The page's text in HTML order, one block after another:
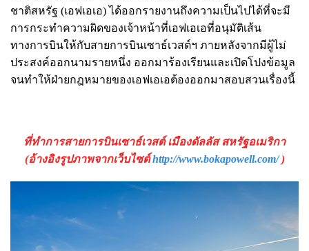
ชาติสหรัฐ (เอฟเอเอ) ได้ออกรายงานถึงความเป็นไปได้ที่จะมี
การกระทำความผิดของเจ้าหน้าที่เอฟเอเอที่อนุมัติเส้น
ทางการบินให้กับสายการบินเซาธ์เวสต์ฯ ภายหลังจากมีผู้ไม่
ประสงค์ออกนามรายหนึ่ง ออกมาร้องเรียนและเปิดโปงข้อมูล
จนทำให้ฝ่ายกฎหมายของเอฟเอเอต้องออกมาสอบสวนเรื่องนี้
ที่ทำการสายการบินเซาธ์เวสต์ เมืองดัลลัส สหรัฐอเมริกา
(อ้างอิงรูปภาพจากเว็บไซต์http://www.bokapowell.com/)